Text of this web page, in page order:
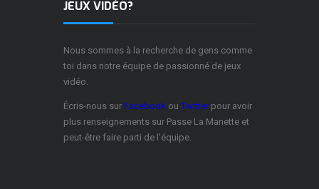
JEUX VIDÉO?
Nous sommes à la recherche de gens comme
toi dans notre équipe de passionné de jeux
vidéo.
Écris-nous sur Facebook ouTwitterpour avoir
plus renseignements sur Passe La Manette et
peut-être faire parti de l'équipe.